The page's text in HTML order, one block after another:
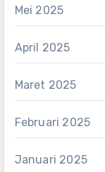
Mei 2025
April 2025
Maret 2025
Februari 2025
Januari 2025